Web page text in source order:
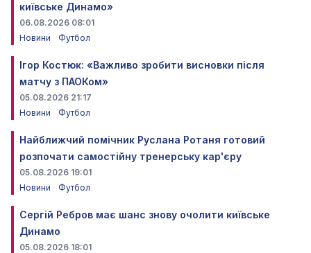
київське Динамо»
06.08.2026 08:01
Новини
Футбол
Ігор Костюк: «Важливо зробити висновки після
матчу з ПАОКом»
05.08.2026 21:17
Новини
Футбол
Найближчий помічник Руслана Ротаня готовий
розпочати самостійну тренерську кар'єру
05.08.2026 19:01
Новини
Футбол
Сергій Ребров має шанс знову очолити київське
Динамо
05.08.2026 18:01